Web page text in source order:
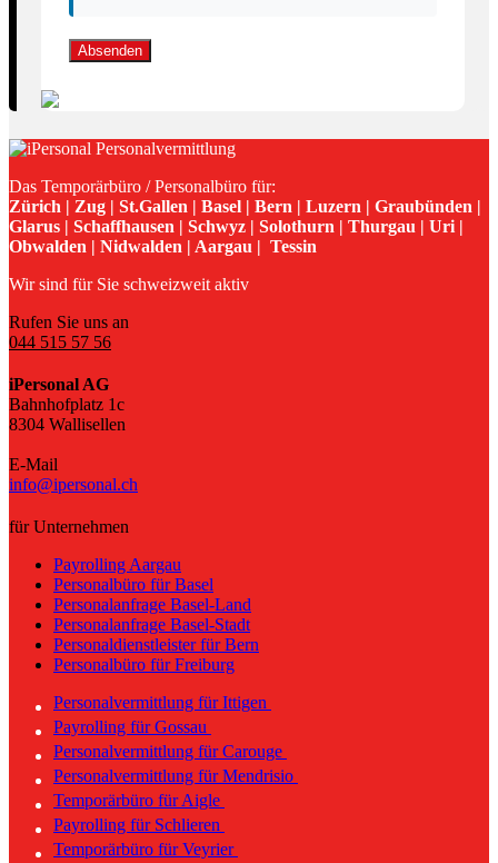
Absenden
Das Temporärbüro / Personalbüro für:
Zürich | Zug | St.Gallen | Basel | Bern | Luzern | Graubünden |
Glarus | Schaffhausen | Schwyz | Solothurn | Thurgau | Uri |
Obwalden | Nidwalden | Aargau | Tessin
Wir sind für Sie schweizweit aktiv
Rufen Sie uns an
044 515 57 56
iPersonal AG
Bahnhofplatz 1c
8304 Wallisellen
E-Mail
info@ipersonal.ch
für Unternehmen
Payrolling Aargau
Personalbüro für Basel
Personalanfrage Basel-Land
Personalanfrage Basel-Stadt
Personaldienstleister für Bern
Personalbüro für Freiburg
Personalvermittlung für Ittigen
Payrolling für Gossau
Personalvermittlung für Carouge
Personalvermittlung für Mendrisio
Temporärbüro für Aigle
Payrolling für Schlieren
Temporärbüro für Veyrier